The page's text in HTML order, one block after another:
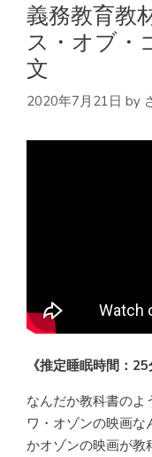
義務教育教
ス・オブ・
文
2020年7月21日 by
《推定睡眠時間：25
なんだか教科書のよ
ワ・オゾンの映画な
かオゾンの映画が教